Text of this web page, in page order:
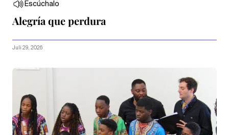
Escúchalo
Alegría que perdura
Juli 29, 2026